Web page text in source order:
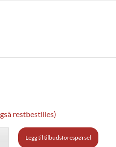
restbestilles)
Legg til tilbudsforespørsel